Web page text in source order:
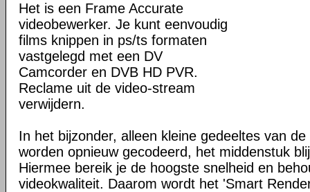
Het is een Frame Accurate
videobewerker. Je kunt eenvoudig
films knippen in ps/ts formaten
vastgelegd met een DV
Camcorder en DVB HD PVR.
Reclame uit de video-stream
verwijdern.
In het bijzonder, alleen kleine gedeeltes van
worden opnieuw gecodeerd, het middenstuk
Hiermee bereik je de hoogste snelheid en
videokwaliteit. Daarom wordt het 'Smart